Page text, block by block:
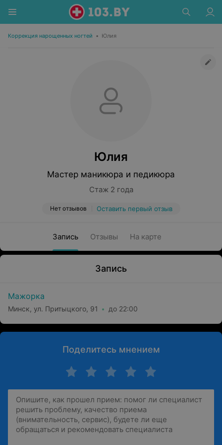
Коррекция нарощенных ногтей • Юлия
Юлия
Мастер маникюра и педикюра
Стаж 2 года
Нет отзывов Оставить первый отзыв
Запись Отзывы На карте
Запись
Мажорка
Минск, ул. Притыцкого, 91 до 22:00
Поделитесь мнением